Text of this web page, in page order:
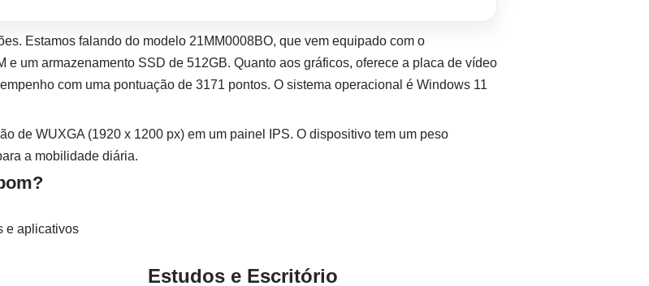
Estamos falando do modelo 21MM0008BO, que vem equipado com o
e um armazenamento SSD de 512GB. Quanto aos gráficos, oferece a placa de vídeo
com uma pontuação de 3171 pontos. O sistema operacional é Windows 11
de WUXGA (1920 x 1200 px) em um painel IPS. O dispositivo tem um peso
a mobilidade diária.
e aplicativos
Estudos e Escritório